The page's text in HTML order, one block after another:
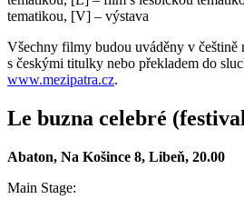
tematikou, [V] – výstava
Všechny filmy budou uváděny v češtině
s českými titulky nebo překladem do
www.mezipatra.cz.
Le buzna celebré
Abaton, Na Košince 8, Libeň, 20.00
Main Stage: